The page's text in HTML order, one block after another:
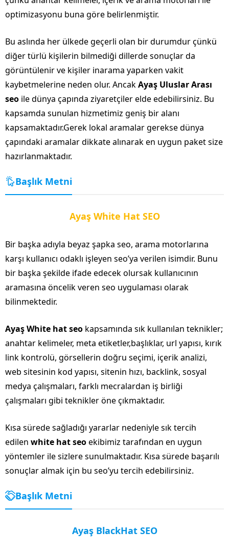
optimizasyonu buna göre belirlenmiştir.
Bu aslında her ülkede geçerli olan bir durumdur çünkü
diğer türlü kişilerin bilmediği dillerde sonuçlar da
görüntülenir ve kişiler inarama yaparken vakit
kaybetmelerine neden olur. AncakAyaş Uluslar Arası
seo ile dünya çapında ziyaretçiler elde edebilirsiniz. Bu
kapsamda sunulan hizmetimiz geniş bir alanı
kapsamaktadır.Gerek lokal aramalar gerekse dünya
çapındaki aramalar dikkate alınarak en uygun paket size
hazırlanmaktadır.
Başlık Metni
Ayaş White Hat SEO
Bir başka adıyla beyaz şapka seo, arama motorlarına
karşı kullanıcı odaklı işleyen seo’ya verilen isimdir. Bunu
bir başka şekilde ifade edecek olursak kullanıcının
aramasına öncelik veren seo uygulaması olarak
bilinmektedir.
Ayaş White hat seo kapsamında sık kullanılan teknikler;
anahtar kelimeler, meta etiketler,başlıklar, url yapısı, kırık
link kontrolü, görsellerin doğru seçimi, içerik analizi,
web sitesinin kod yapısı, sitenin hızı, backlink, sosyal
medya çalışmaları, farklı mecralardan iş birliği
çalışmaları gibi teknikler öne çıkmaktadır.
Kısa sürede sağladığı yararlar nedeniyle sık tercih
edilen white hat seoekibimiz tarafından en uygun
yöntemler ile sizlere sunulmaktadır. Kısa sürede başarılı
sonuçlar almak için bu seo’yu tercih edebilirsiniz.
Başlık Metni
Ayaş BlackHat SEO